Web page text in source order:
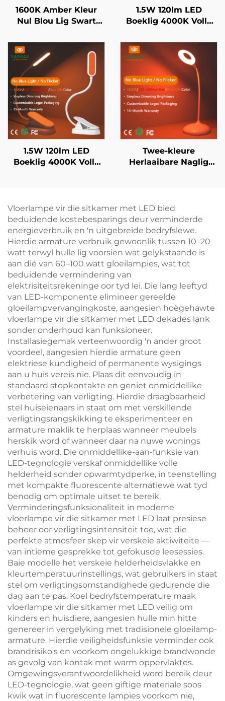
1600K Amber Kleur
Nul Blou Lig Swart
1.5W 120lm LED
Boeklig 4000K Volle
Amberkleur Leeslig
Swart Liggaam
Boeklig
1.5W 120lm LED
Boeklig 4000K Volle
Boeklig
Twee-kleure
Herlaaibare Naglig
met Geheue 18U
Batteryleeftyd Type-C
Vloerlampe vir die sitkamer met LED bied
beduidende kostebesparings deur verminderde
energieverbruik en 'n uitgebreide bedryfslewe.
Hierdie armature verbruik gewoonlik tussen 10–20
watt terwyl hulle lig voorsien wat gelykstaande is
aan dié van 60–100 watt gloeilampies, wat tot
beduidende vermindering van
elektrisiteitsrekeninge oor tyd lei. Die lang leeftyd
van LED-komponente elimineer gereelde
gloeilampvervangingkoste, aangesien hoëgehawte
vloerlampe vir die sitkamer met LED dekades lank
sonder onderhoud kan funksioneer.
Installasiegemak verteenwoordig 'n ander groot
voordeel, aangesien hierdie armature geen
elektriese kundigheid of permanente wysigings
aan u huis vereis nie. Plaas dit eenvoudig in
standaard stopkontakte en geniet onmiddellike
verbetering van verligting. Hierdie draagbaarheid
stel huiseienaars in staat om met verskillende
verligtingsrangskikking te eksperimenteer en
armature maklik te herplaas wanneer meubels
herskik word of wanneer daar na nuwe wonings
verhuis word. Die onmiddellike-aan-funksie van
LED-tegnologie verskaf onmiddellike volle
helderheid sonder opwarmtydperke, in teenstelling
met kompakte fluorescente alternatiewe wat tyd
benodig om optimale uitset te bereik.
Verminderingsfunksionaliteit in moderne
vloerlampe vir die sitkamer met LED laat presiese
beheer oor verligtingsintensiteit toe, wat die
perfekte atmosfeer skep vir verskeie aktiwiteite —
van intieme gesprekke tot gefokusde leesessies.
Baie modelle het verskeie helderheidsvlakke en
kleurtemperatuurinstellings, wat gebruikers in staat
stel om verligtingsomstandighede gedurende die
dag aan te pas. Koel bedryfstemperature maak
vloerlampe vir die sitkamer met LED veilig om
kinders en huisdiere, aangesien hulle min hitte
genereer in vergelyking met tradisionele gloeilamp-
armature. Hierdie veiligheidsfunksie verminder ook
brandrisiko's en voorkom ongelukkige brandwonde
as gevolg van kontak met warm oppervlaktes.
Omgewingsverantwoordelikheid word bereik deur
LED-tegnologie, wat geen giftige materiale soos
kwik wat in fluorescente lampies voorkom nie,